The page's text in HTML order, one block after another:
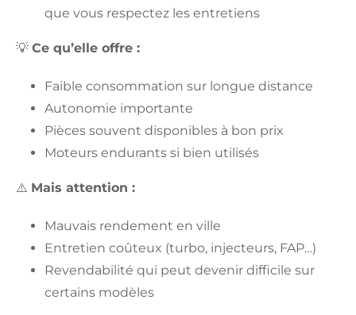
que vous respectez les entretiens
💡 Ce qu’elle offre :
Faible consommation sur longue distance
Autonomie importante
Pièces souvent disponibles à bon prix
Moteurs endurants si bien utilisés
⚠️ Mais attention :
Mauvais rendement en ville
Entretien coûteux (turbo, injecteurs, FAP…)
Revendabilité qui peut devenir difficile sur
certains modèles